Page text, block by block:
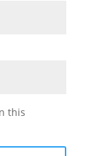
this